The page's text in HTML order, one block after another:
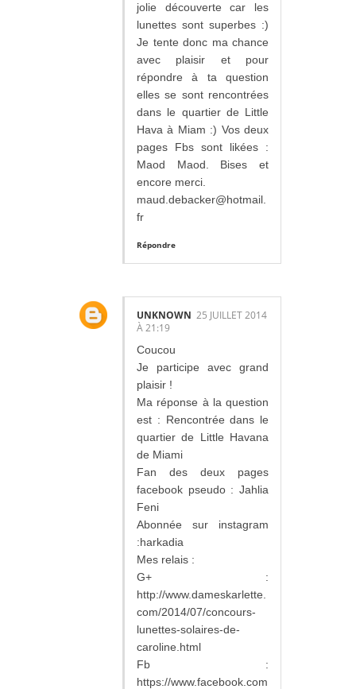
jolie découverte car les
lunettes sont superbes :)
Je tente donc ma chance
avec plaisir et pour
répondre à ta question
elles se sont rencontrées
dans le quartier de Little
Hava à Miam :) Vos deux
pages Fbs sont likées :
Maod Maod. Bises et
encore merci.
maud.debacker@hotmail.
fr
Répondre
UNKNOWN 25 JUILLET 2014
À 21:19
Coucou
Je participe avec grand
plaisir !
Ma réponse à la question
est : Rencontrée dans le
quartier de Little Havana
de Miami
Fan des deux pages
facebook pseudo : Jahlia
Feni
Abonnée sur instagram
:harkadia
Mes relais :
G+ :
http://www.dameskarlette.
com/2014/07/concours-
lunettes-solaires-de-
caroline.html
Fb :
https://www.facebook.com